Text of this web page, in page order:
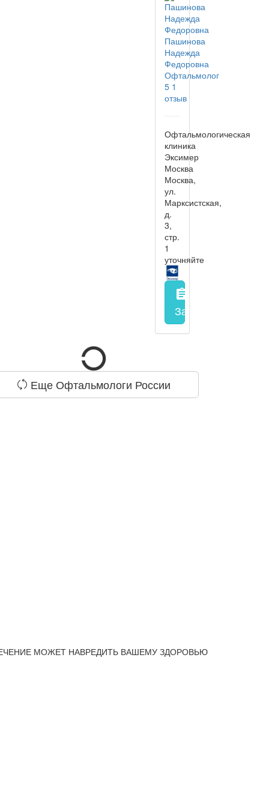
Пашинова
Надежда
Федоровна
Офтальмолог
5 1
отзыв
Офтальмологическая
клиника
Эксимер
Москва
Москва,
ул.
Марксистская,
д.
3,
стр.
1
уточняйте
assignment
Запись на прием
Еще Офтальмологи России
МОЖЕТ НАВРЕДИТЬ ВАШЕМУ ЗДОРОВЬЮ